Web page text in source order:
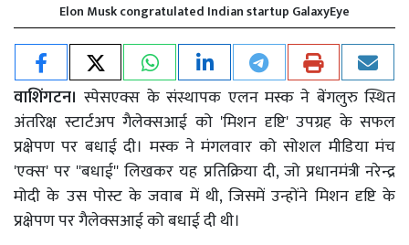
Elon Musk congratulated Indian startup GalaxyEye
वाशिंगटन।स्पेसएक्स के संस्थापक एलन मस्क ने बेंगलुरु स्थित
अंतरिक्ष स्टार्टअप गैलेक्सआई को 'मिशन दृष्टि' उपग्रह के सफल
प्रक्षेपण पर बधाई दी। मस्क ने मंगलवार को सोशल मीडिया मंच
'एक्स' पर ''बधाई'' लिखकर यह प्रतिक्रिया दी, जो प्रधानमंत्री नरेन्द्र
मोदी के उस पोस्ट के जवाब में थी, जिसमें उन्होंने मिशन दृष्टि के
प्रक्षेपण पर गैलेक्सआई को बधाई दी थी।